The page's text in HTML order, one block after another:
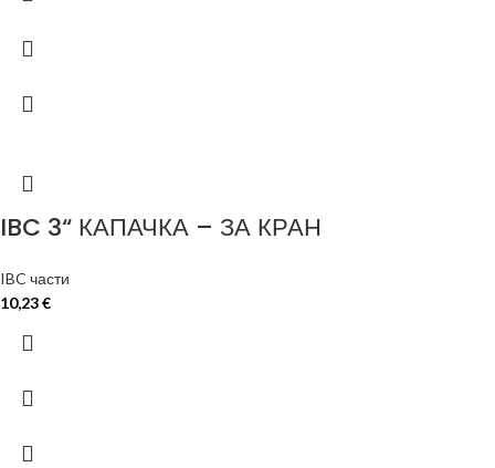
IBC 3“ КАПАЧКА – ЗА КРАН
IBC части
10,23€